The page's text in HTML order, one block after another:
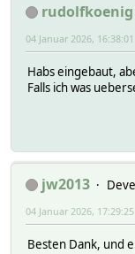
rudolfkoenig
04 Januar 2026, 16:38:01
Habs eingebaut,
Falls ich was
jw2013
04 Januar 2026, 17:29:25
Besten Dank, und